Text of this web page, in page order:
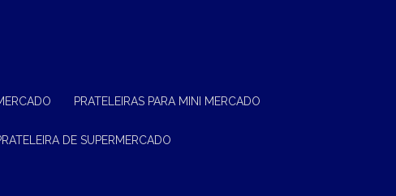
PRATELEIRAS PARA MINI MERCADO
PRATELEIRA DE SUPERMERCADO